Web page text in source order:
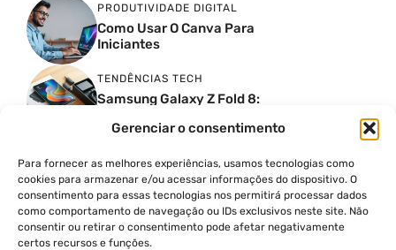
Gerenciar o consentimento
Para fornecer as melhores experiências, usamos tecnologias como
cookies para armazenar e/ou acessar informações do dispositivo. O
consentimento para essas tecnologias nos permitirá processar dados
como comportamento de navegação ou IDs exclusivos neste site. Não
consentir ou retirar o consentimento pode afetar negativamente
certos recursos e funções.
PRODUTIVIDADE DIGITAL
Como Usar O Canva Para
Iniciantes
TENDÊNCIAS TECH
Samsung Galaxy Z Fold 8:
Oppo Reno 16 F 5G: O
Celular Com Design 3D
Surreal E Câmeras De 50
MP
PRODUTIVIDADE DIGITAL